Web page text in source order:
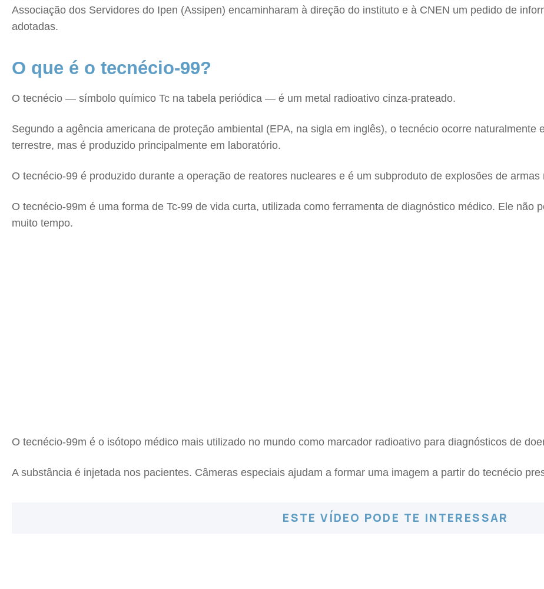
Associação dos Servidores do Ipen (Assipen) encaminharam à direção do instituto e à CNEN um pedido de
adotadas.
O que é o tecnécio-99?
O tecnécio — símbolo químico Tc na tabela periódica — é um metal radioativo cinza-prateado.
Segundo a agência americana de proteção ambiental (EPA, na sigla em inglês), o tecnécio ocorre naturalmente
terrestre, mas é produzido principalmente em laboratório.
O tecnécio-99 é produzido durante a operação de reatores nucleares e é um subproduto de explosões de armas
O tecnécio-99m é uma forma de Tc-99 de vida curta, utilizada como ferramenta de diagnóstico médico. Ele não
muito tempo.
O tecnécio-99m é o isótopo médico mais utilizado no mundo como marcador radioativo para diagnósticos de
A substância é injetada nos pacientes. Câmeras especiais ajudam a formar uma imagem a partir do tecnécio
ESTE VÍDEO PODE TE INTERESSAR